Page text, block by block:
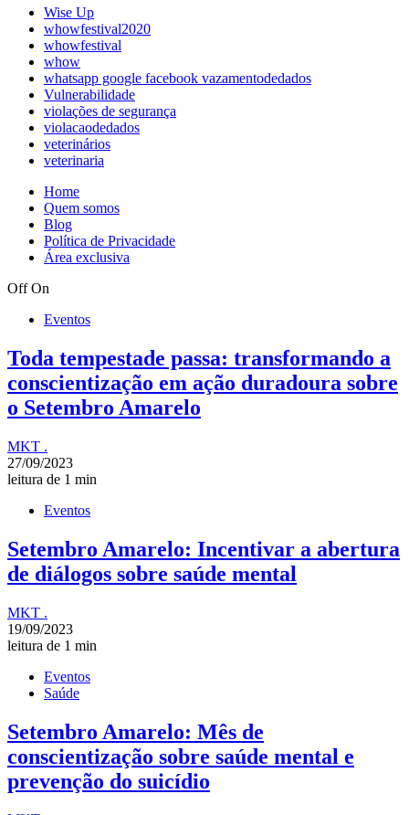
Wise Up
whowfestival2020
whowfestival
whow
whatsapp google facebook vazamentodedados
Vulnerabilidade
violações de segurança
violacaodedados
veterinários
veterinaria
Home
Quem somos
Blog
Política de Privacidade
Área exclusiva
Off On
Eventos
Toda tempestade passa: transformando a
conscientização em ação duradoura sobre
o Setembro Amarelo
MKT .
27/09/2023
leitura de 1 min
Eventos
Setembro Amarelo: Incentivar a abertura
de diálogos sobre saúde mental
MKT .
19/09/2023
leitura de 1 min
Eventos
Saúde
Setembro Amarelo: Mês de
conscientização sobre saúde mental e
prevenção do suicídio